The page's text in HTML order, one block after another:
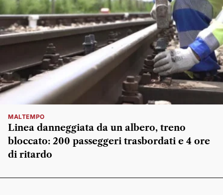
MALTEMPO
Linea danneggiata da un albero, treno
bloccato: 200 passeggeri trasbordati e 4 ore
di ritardo